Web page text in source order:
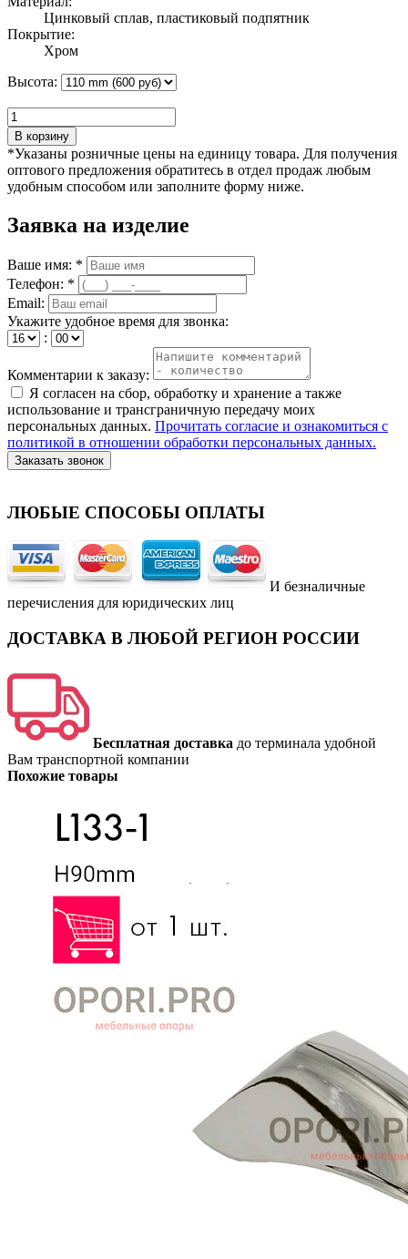
Цинковый сплав, пластиковый подпятник
Покрытие:
Хром
Высота:
В корзину
*Указаны розничные цены на единицу товара. Для получения
оптового предложения обратитесь в отдел продаж любым
удобным способом или заполните форму ниже.
Заявка на изделие
Ваше имя: *
Телефон: *
Email:
Укажите удобное время для звонка:
:
Комментарии к заказу:
Я согласен на сбор, обработку и хранение а также
использование и трансграничную передачу моих
персональных данных. Прочитать согласие и ознакомиться с
политикой в отношении обработки персональных данных.
Заказать звонок
ЛЮБЫЕ СПОСОБЫ ОПЛАТЫ
И безналичные
перечисления для юридических лиц
ДОСТАВКА В ЛЮБОЙ РЕГИОН РОССИИ
Бесплатная доставка до терминала удобной
Вам транспортной компании
Похожие товары